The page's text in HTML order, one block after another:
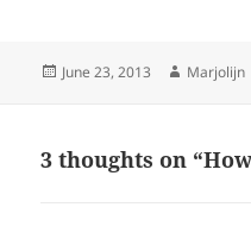
Posted
June 23, 2013 Author
Marjolijn
3 thoughts on